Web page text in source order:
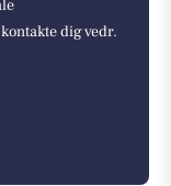
dig vedr.